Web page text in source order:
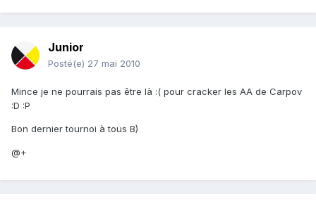
Junior
Posté(e) 27 mai 2010
Mince je ne pourrais pas être là :( pour cracker les AA de Carpov
:D :P
Bon dernier tournoi à tous B)
@+